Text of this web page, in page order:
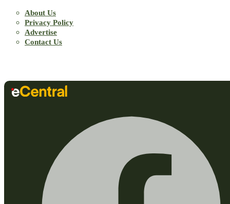
About Us
Privacy Policy
Advertise
Contact Us